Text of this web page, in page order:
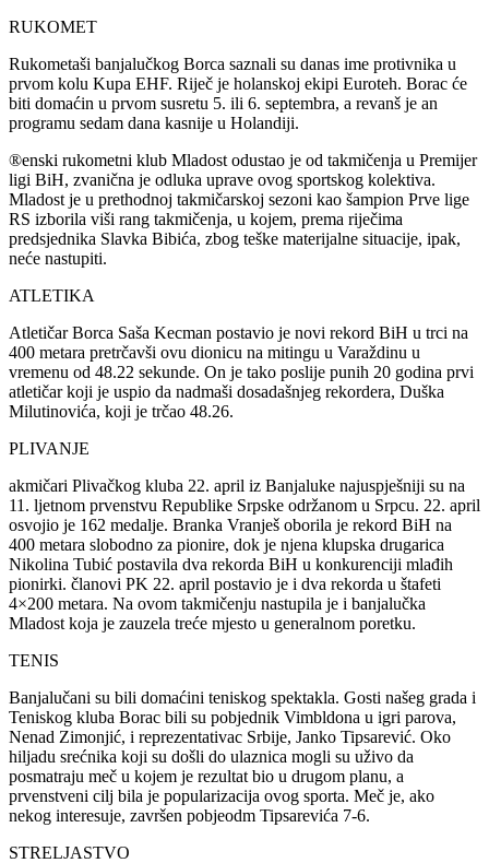
RUKOMET
Rukometaši banjalučkog Borca saznali su danas ime protivnika u
prvom kolu Kupa EHF. Riječ je holanskoj ekipi Euroteh. Borac će
biti domaćin u prvom susretu 5. ili 6. septembra, a revanš je an
programu sedam dana kasnije u Holandiji.
®enski rukometni klub Mladost odustao je od takmičenja u Premijer
ligi BiH, zvanična je odluka uprave ovog sportskog kolektiva.
Mladost je u prethodnoj takmičarskoj sezoni kao šampion Prve lige
RS izborila viši rang takmičenja, u kojem, prema riječima
predsjednika Slavka Bibića, zbog teške materijalne situacije, ipak,
neće nastupiti.
ATLETIKA
Atletičar Borca Saša Kecman postavio je novi rekord BiH u trci na
400 metara pretrčavši ovu dionicu na mitingu u Varaždinu u
vremenu od 48.22 sekunde. On je tako poslije punih 20 godina prvi
atletičar koji je uspio da nadmaši dosadašnjeg rekordera, Duška
Milutinovića, koji je trčao 48.26.
PLIVANJE
akmičari Plivačkog kluba 22. april iz Banjaluke najuspješniji su na
11. ljetnom prvenstvu Republike Srpske održanom u Srpcu. 22. april
osvojio je 162 medalje. Branka Vranješ oborila je rekord BiH na
400 metara slobodno za pionire, dok je njena klupska drugarica
Nikolina Tubić postavila dva rekorda BiH u konkurenciji mlađih
pionirki. članovi PK 22. april postavio je i dva rekorda u štafeti
4×200 metara. Na ovom takmičenju nastupila je i banjalučka
Mladost koja je zauzela treće mjesto u generalnom poretku.
TENIS
Banjalučani su bili domaćini teniskog spektakla. Gosti našeg grada i
Teniskog kluba Borac bili su pobjednik Vimbldona u igri parova,
Nenad Zimonjić, i reprezentativac Srbije, Janko Tipsarević. Oko
hiljadu srećnika koji su došli do ulaznica mogli su uživo da
posmatraju meč u kojem je rezultat bio u drugom planu, a
prvenstveni cilj bila je popularizacija ovog sporta. Meč je, ako
nekog interesuje, završen pobjeodm Tipsarevića 7-6.
STRELJASTVO